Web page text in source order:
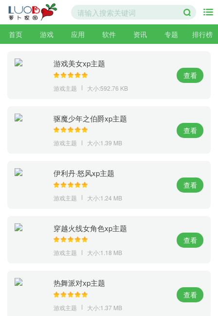
首页 游戏 应用 软件 资讯 专题 排行榜
游戏美女xp主题
游戏主题 大小:592.76 KB
查看
驱魔少年之伯爵xp主题
游戏主题 大小:1.39 MB
查看
伊利丹·怒风xp主题
游戏主题 大小:1.24 MB
查看
穿越火线女角色xp主题
游戏主题 大小:1.18 MB
查看
热舞派对xp主题
游戏主题 大小:1.37 MB
查看